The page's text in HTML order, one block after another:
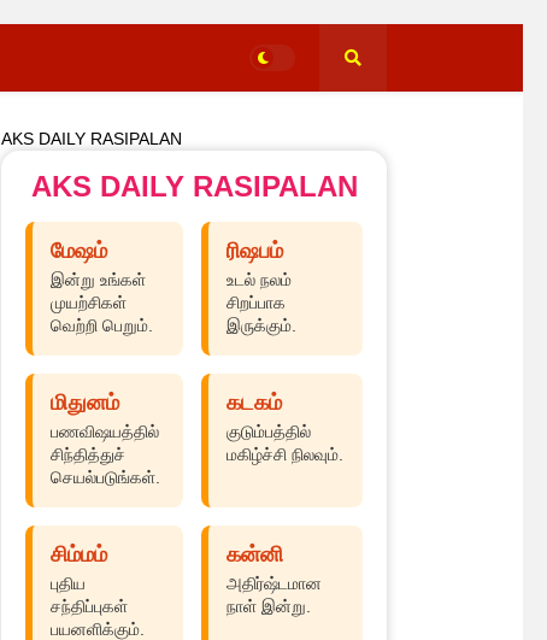
AKS DAILY RASIPALAN
AKS DAILY RASIPALAN
மேஷம்
இன்று உங்கள்
முயற்சிகள்
வெற்றி பெறும்.
ரிஷபம்
உடல் நலம்
சிறப்பாக
இருக்கும்.
மிதுனம்
பணவிஷயத்தில்
சிந்தித்துச்
செயல்படுங்கள்.
கடகம்
குடும்பத்தில்
மகிழ்ச்சி நிலவும்.
சிம்மம்
புதிய
சந்திப்புகள்
பயனளிக்கும்.
கன்னி
அதிர்ஷ்டமான
நாள் இன்று.